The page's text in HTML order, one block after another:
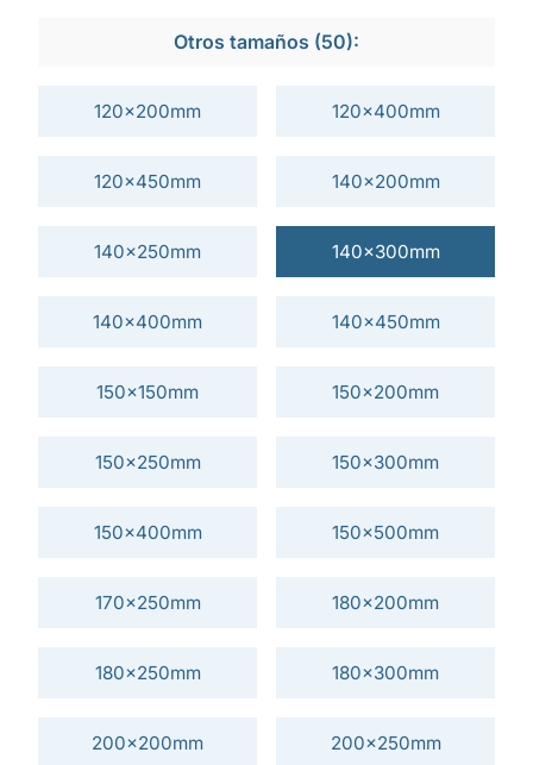
Otros tamaños (50):
120x200mm 120x400mm
120x450mm 140x200mm
140x250mm 140x300mm
140x400mm 140x450mm
150x150mm 150x200mm
150x250mm 150x300mm
150x400mm 150x500mm
170x250mm 180x200mm
180x250mm 180x300mm
200x200mm 200x250mm